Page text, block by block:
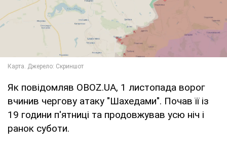
Як повідомляв OBOZ.UA, 1 листопада ворог
вчинив чергову атаку "Шахедами". Почав її із
19 години п'ятниці та продовжував усю ніч і
ранок суботи.